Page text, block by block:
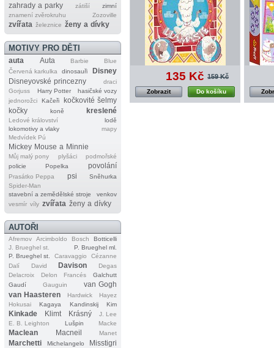
zahrady a parky zátiší
zimní
znamení zvěrokruhu
Zozoville
zvířata železnice ženy a dívky
MOTIVY PRO DĚTI
auta Auta Barbie
Blue
Červená karkulka
dinosauři
Disney
Disneyovské princezny
draci
Gorjuss
Harry Potter
hasičské vozy
jednorožci
Kačeři
kočkovité šelmy
kočky
koně kreslené
Ledové království
lodě
lokomotivy a vlaky
mapy
Medvídek Pú
Mickey Mouse a Minnie
Můj malý pony plyšáci
podmořské
policie
Popelka povolání
Prasátko Peppa psi
Sněhurka
Spider‐Man
stavební a zemědělské stroje
venkov
vesmír víly zvířata ženy a dívky
AUTOŘI
Afremov Arcimboldo Bosch
Botticelli
J. Brueghel st.
P. Brueghel ml.
P. Brueghel st.
Caravaggio
Cézanne
Dalí
David Davison
Degas
Delacroix
Delon Francés
Galchutt
Gaudí
Gauguin
van Gogh
van Haasteren
Hardwick
Hayez
Hokusai
Kagaya Kandinskij Kim
Kinkade Klimt Krásný
J. Lee
E. B. Leighton
Lušpin Macke
Maclean Macneil Manet
Marchetti Michelangelo Misstigri
135 Kč 159 Kč
Do košíku
Zobrazit